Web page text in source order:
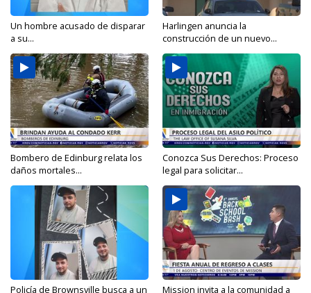
Un hombre acusado de disparar
a su...
Harlingen anuncia la
construcción de un nuevo...
Bombero de Edinburg relata los
daños mortales...
Conozca Sus Derechos: Proceso
legal para solicitar...
Policía de Brownsville busca a un Mission invita a la comunidad a